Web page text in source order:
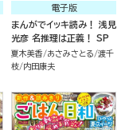
電子版
まんがでイッキ読み！ 浅見
光彦 名推理は正義！ SP
夏木美香 あさみさとる 渡千
枝 内田康夫